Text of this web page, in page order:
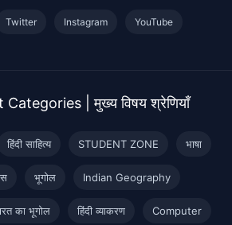
Twitter Instagram YouTube
| मुख्य विषय श्रेणियाँ
हिंदी साहित्य STUDENT ZONE भाषा
भूगोल Indian Geography
का भूगोल हिंदी व्याकरण Computer